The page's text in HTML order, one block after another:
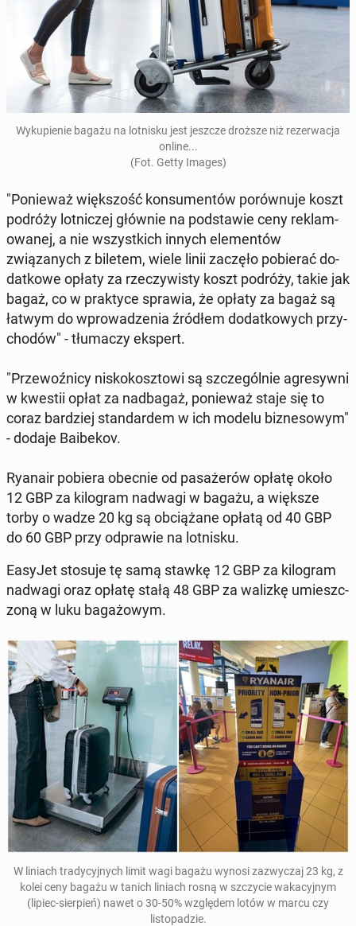
Wykupi­e­nie bagażu na lot­nisku jest jeszcze droższe niż rez­erwac­ja
online...
(Fot. Getty Images)
"Ponieważ więk­szość kon­sumen­tów porównu­je koszt
podróży lot­niczej głównie na pod­staw­ie ceny reklam­
owanej, a nie wszys­t­kich innych el­e­men­tów
związanych z biletem, wiele linii zaczęło po­bier­ać do­
datkowe opłaty za rzeczy­wisty koszt podróży, takie jak
bagaż, co w prak­tyce sprawia, że opłaty za bagaż są
łatwym do wprowadzenia źródłem do­datkowych przy­
chodów" - tłu­maczy ekspert.
"Prze­woźni­cy niskokosz­towi są szczegól­nie agresy­wni
w kwestii opłat za nad­ba­gaż, ponieważ staje się to
coraz bardziej stan­dar­d­em w ich modelu biz­ne­sowym"
- dodaje Baibekov.
Ryanair pobiera obecnie od pasażerów opłatę około
12 GBP za kilo­gram nadwagi w bagażu, a większe
torby o wadze 20 kg są ob­ciążane opłatą od 40 GBP
do 60 GBP przy odpraw­ie na lot­nisku.
EasyJet stosuje tę samą stawkę 12 GBP za kilo­gram
nadwagi oraz opłatę stałą 48 GBP za walizkę umieszc­
zoną w luku bagażowym.
W liniach trady­cyjnych limit wagi bagażu wynosi za­zwyczaj 23 kg, z
kolei ceny bagażu w tanich liniach rosną w szczy­cie waka­cyjnym
(lipiec-sier­pień) nawet o 30-50% wzglę­dem lotów w marcu czy
listopadzie.